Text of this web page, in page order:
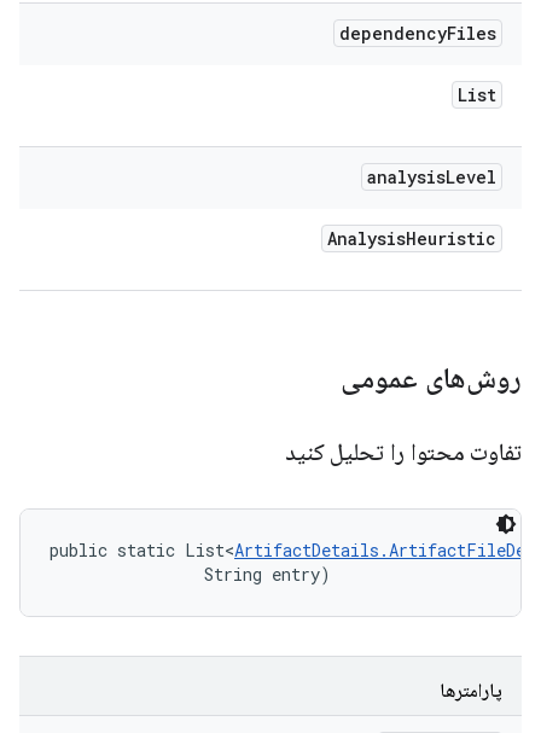
dependencyFiles
List
analysisLevel
AnalysisHeuristic
روش‌های عمومی
تفاوت محتوا را تحلیل کنید
public static List<
                String entry)
پارامترها